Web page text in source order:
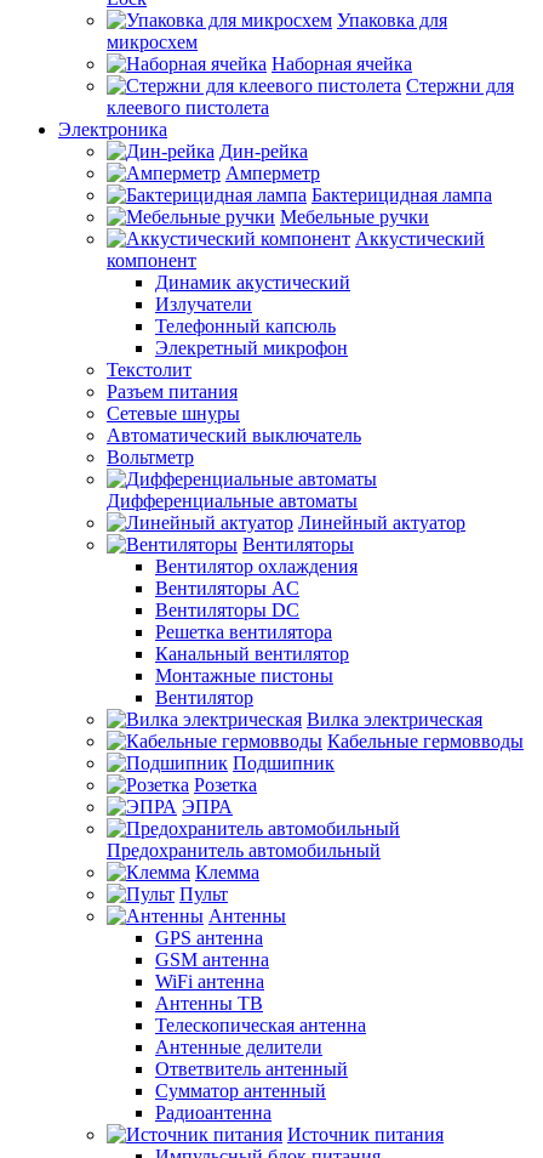
Упаковка для
микросхем
Наборная ячейка
Стержни для
клеевого пистолета
Электроника
Дин-рейка
Амперметр
Бактерицидная лампа
Мебельные ручки
Аккустический
компонент
Динамик акустический
Излучатели
Телефонный капсюль
Элекретный микрофон
Текстолит
Разъем питания
Сетевые шнуры
Автоматический выключатель
Вольтметр
Дифференциальные автоматы
Линейный актуатор
Вентиляторы
Вентилятор охлаждения
Вентиляторы AC
Вентиляторы DC
Решетка вентилятора
Канальный вентилятор
Монтажные пистоны
Вентилятор
Вилка электрическая
Кабельные гермовводы
Подшипник
Розетка
ЭПРА
Предохранитель автомобильный
Клемма
Пульт
Антенны
GPS антенна
GSM антенна
WiFi антенна
Антенны ТВ
Телескопическая антенна
Антенные делители
Ответвитель антенный
Сумматор антенный
Радиоантенна
Источник питания